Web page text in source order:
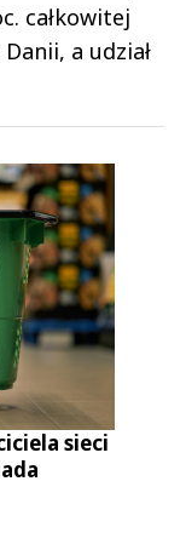
całkowitej
a udział
sieci